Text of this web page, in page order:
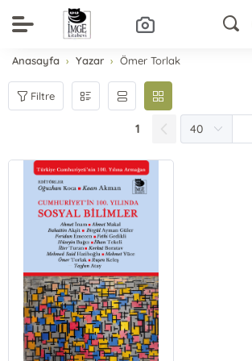
Anasayfa Yazar Ömer Torlak
Filtre
1